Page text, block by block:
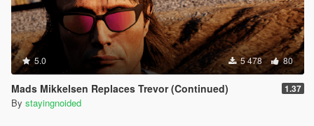
5.0 5 478 80
Mads Mikkelsen Replaces Trevor (Continued) 1.37
By stayingnoided